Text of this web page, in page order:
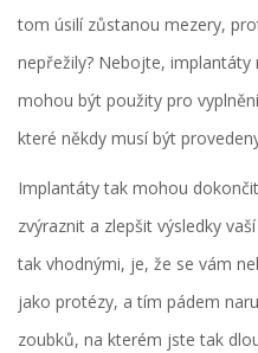
tom úsilí zůstanou mezery,
nepřežily? Nebojte, implantáty
mohou být použity pro
které někdy musí být
Implantáty tak mohou
zvýraznit a zlepšit výsledky
tak vhodnými, je, že se vám
jako protézy, a tím pádem
zoubků, na kterém jste tak